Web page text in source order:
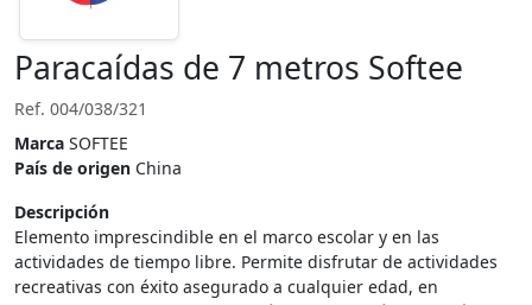
Paracaídas de 7 metros Softee
Ref. 004/038/321
Marca SOFTEE
País de origen China
Descripción
Elemento imprescindible en el marco escolar y en las
actividades de tiempo libre. Permite disfrutar de actividades
recreativas con éxito asegurado a cualquier edad, en